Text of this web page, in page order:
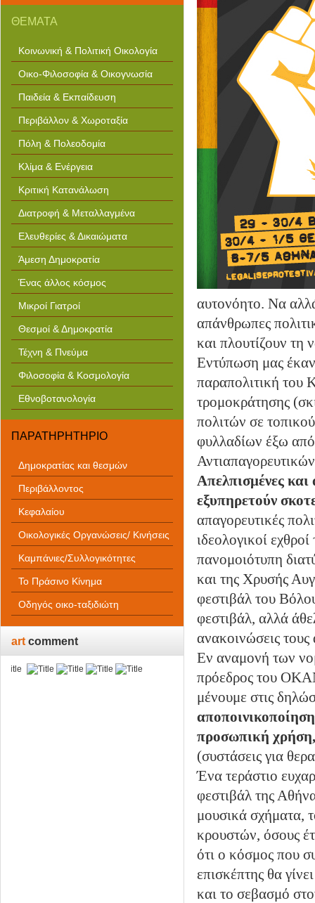
ΘΕΜΑΤΑ
Κοινωνική & Πολιτική Οικολογία
Οικο-Φιλοσοφία & Οικογνωσία
Παιδεία & Εκπαίδευση
Περιβάλλον & Χωροταξία
Πόλη & Πολεοδομία
Κλίμα & Ενέργεια
Κριτική Κατανάλωση
Διατροφή & Μεταλλαγμένα
Ελευθερίες & Δικαιώματα
Άμεση Δημοκρατία
Ένας άλλος κόσμος
Μικροί Γιατροί
Θεσμοί & Δημοκρατία
Τέχνη & Πνεύμα
Φιλοσοφία & Κοσμολογία
Εθνοβοτανολογία
ΠΑΡΑΤΗΡΗΤΗΡΙΟ
Δημοκρατίας και θεσμών
Περιβάλλοντος
Κεφαλαίου
Οικολογικές Οργανώσεις/ Κινήσεις
Καμπάνιες/Συλλογικότητες
Το Πράσινο Κίνημα
Οδηγός οικο-ταξιδιώτη
artcomment
αυτονόητο. Να
απάνθρωπες
και πλουτίζουν τη
Εντύπωση μας
παραπολιτική του
τρομοκράτησης
πολιτών σε
φυλλαδίων έξω
Απελπισμένες και
εξυπηρετούν
απαγορευτικές
ιδεολογικοί
πανομοιότυπη
και της Χρυσής
φεστιβάλ του
φεστιβάλ, αλλά
ανακοινώσεις
Εν αναμονή των
πρόεδρος του
μένουμε στις
προσωπική χρήση,
(συστάσεις για
Ένα τεράστιο
φεστιβάλ της
μουσικά σχήματα,
κρουστών, όσους
ότι ο κόσμος που
επισκέπτης θα
και το σεβασμό